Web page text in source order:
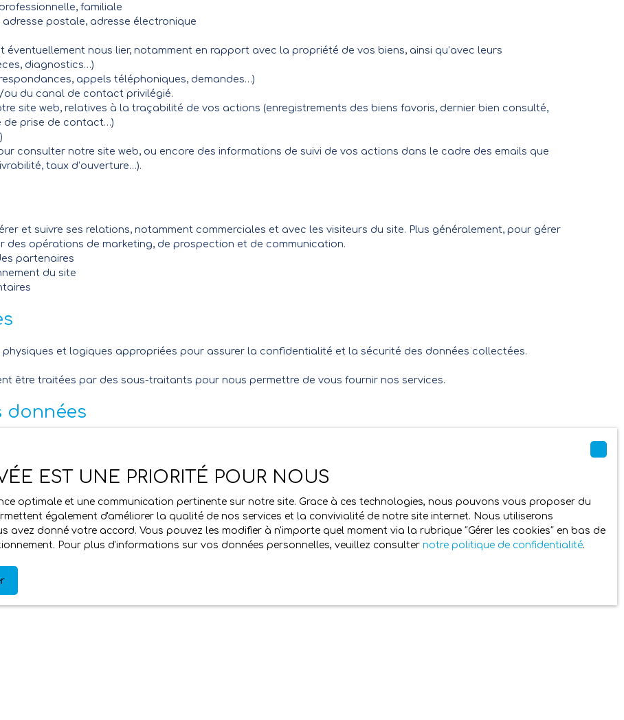
familiale
postale, adresse électronique
nous lier, notamment en rapport avec la propriété de vos biens, ainsi qu’avec leurs
diagnostics…)
appels téléphoniques, demandes…)
du canal de contact privilégié.
site web, relatives à la traçabilité de vos actions (enregistrements des biens favoris, dernier bien consulté,
de prise de contact…)
consulter notre site web, ou encore des informations de suivi de vos actions dans le cadre des emails que
taux d’ouverture…).
et suivre ses relations, notamment commerciales et avec les visiteurs du site. Plus généralement, pour gérer
opérations de marketing, de prospection et de communication.
partenaires
du site
et logiques appropriées pour assurer la confidentialité et la sécurité des données collectées.
être traitées par des sous-traitants pour nous permettre de vous fournir nos services.
données
à la loi Informatique et libertés du 6 janvier 1978, les internautes dont les données personnelles sont traitées
d’accéder à leurs données et le droit de demander la rectification, la mise à jour et la suppression de leurs
commerciale par voie téléphonique, vous pouvez vous inscrire gratuitement sur la liste d'opposition au
1 du code de la consommation, sur le site Internet
EST UNE PRIORITÉ POUR NOUS
optimale et une communication pertinente sur notre site. Grace à ces technologies, nous pouvons vous proposer du
également d'améliorer la qualité de nos services et la convivialité de notre site internet. Nous utiliserons
avez donné votre accord. Vous pouvez les modifier à n'importe quel moment via la rubrique ″Gérer les cookies″ en bas de
Pour plus d'informations sur vos données personnelles, veuillez consulter notre politique de confidentialité.